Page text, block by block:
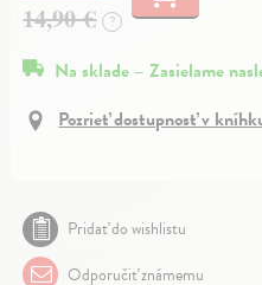
14,90 €
?
Na sklade – Zasielame
Pozrieť dostupnosť v
Pridať do wishlistu
Odporučiť známemu